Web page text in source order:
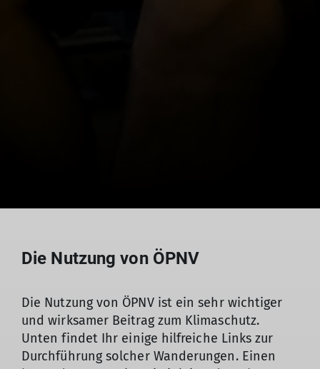
Die Nutzung von ÖPNV
Die Nutzung von ÖPNV ist ein sehr wichtiger
und wirksamer Beitrag zum Klimaschutz.
Unten findet Ihr einige hilfreiche Links zur
Durchführung solcher Wanderungen. Einen